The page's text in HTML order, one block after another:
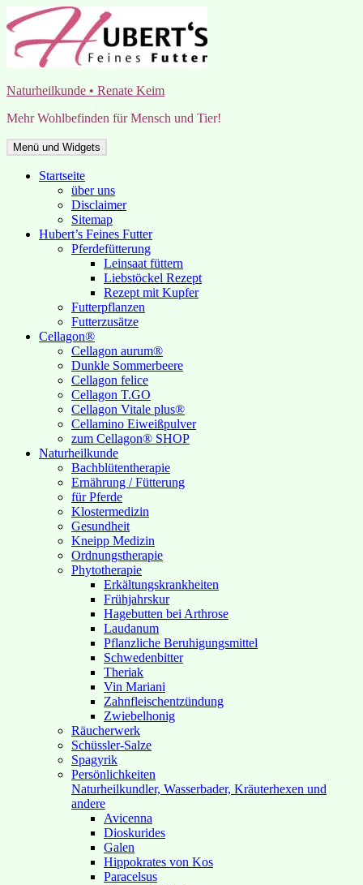
Zum
Inhalt
springen
Naturheilkunde • Renate Keim
Mehr Wohlbefinden für Mensch und Tier!
Menü und Widgets
Startseite
über uns
Disclaimer
Sitemap
Hubert’s Feines Futter
Pferdefütterung
Leinsaat füttern
Liebstöckel Rezept
Rezept mit Kupfer
Futterpflanzen
Futterzusätze
Cellagon®
Cellagon aurum®
Dunkle Sommerbeere
Cellagon felice
Cellagon T.GO
Cellagon Vitale plus®
Cellamino Eiweißpulver
zum Cellagon® SHOP
Naturheilkunde
Bachblütentherapie
Ernährung / Fütterung
für Pferde
Klostermedizin
Gesundheit
Kneipp Medizin
Ordnungstherapie
Phytotherapie
Erkältungskrankheiten
Frühjahrskur
Hagebutten bei Arthrose
Laudanum
Pflanzliche Beruhigungsmittel
Schwedenbitter
Theriak
Vin Mariani
Zahnfleischentzündung
Zwiebelhonig
Räucherwerk
Schüssler-Salze
Spagyrik
Persönlichkeiten
Naturheilkundler, Wasserbader, Kräuterhexen und
andere
Avicenna
Dioskurides
Galen
Hippokrates von Kos
Paracelsus